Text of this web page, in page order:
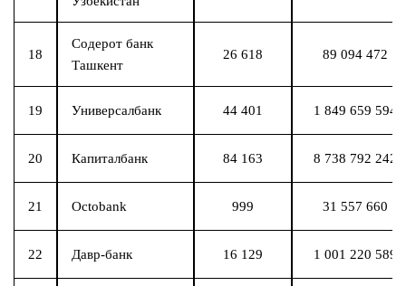
18
Содерот банк
Ташкент
26 618 89 094 472
19 Универсалбанк 44 401 1 849 659 594
20 Капиталбанк 84 163 8 738 792 242
21 Octobank 999 31 557 660
22 Давр-банк 16 129 1 001 220 589